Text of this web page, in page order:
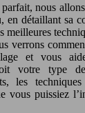
nous
en détaillant sa
meilleures
verrons
et vous
votre type
les
vous puissiez